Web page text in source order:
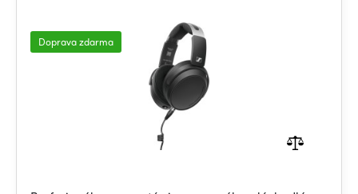
Doprava zdarma